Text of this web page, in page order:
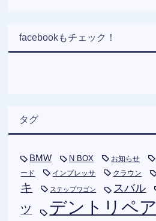
facebookもチェック！
タグ
BMW N BOX お知らせ
ード
インプレッサ クラウン
キ
ステップワゴン スバル
ツ
デントリペア